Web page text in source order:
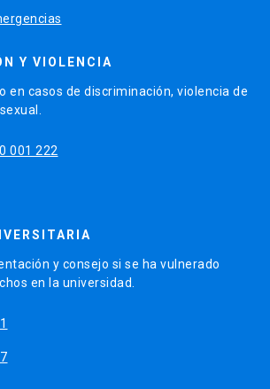
Y VIOLENCIA
en casos de discriminación, violencia de
001 222
y consejo si se ha vulnerado
en la universidad.